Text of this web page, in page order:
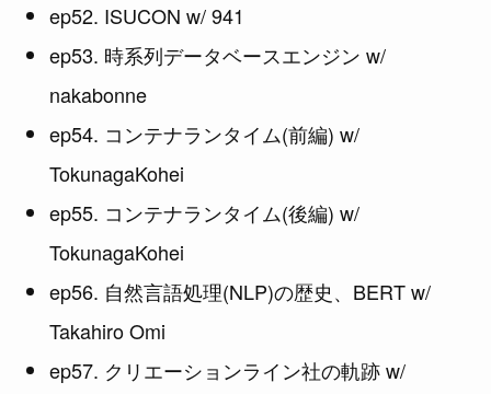
ep52. ISUCON w/ 941
ep53. 時系列データベースエンジン w/
nakabonne
ep54. コンテナランタイム(前編) w/
TokunagaKohei
ep55. コンテナランタイム(後編) w/
TokunagaKohei
ep56. 自然言語処理(NLP)の歴史、BERT w/
Takahiro Omi
ep57. クリエーションライン社の軌跡 w/